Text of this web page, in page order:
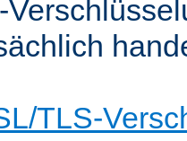
TLS-